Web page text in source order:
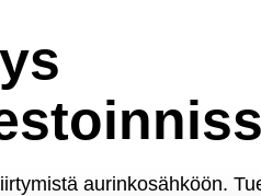
aurinkosähköön.